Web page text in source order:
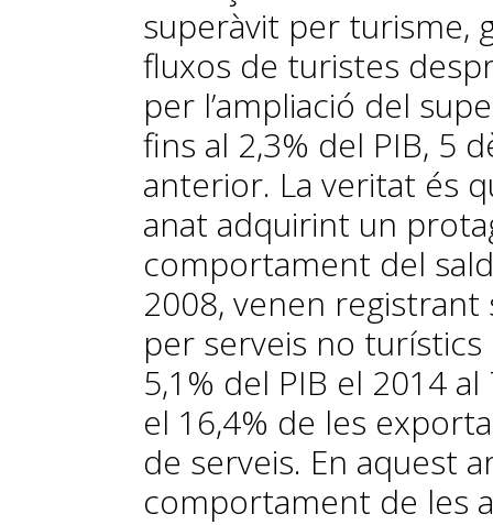
superàvit per turisme,
fluxos de turistes
per l’ampliació del
fins al 2,3% del PIB, 5
anterior. La veritat és
anat adquirint un
comportament del
2008, venen registrant
per serveis no
5,1% del PIB el 2014
el 16,4% de les
de serveis. En aquest
comportament de les